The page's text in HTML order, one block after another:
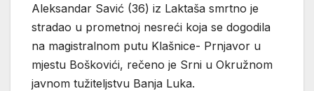
Aleksandar Savić (36) iz Laktaša smrtno je
stradao u prometnoj nesreći koja se dogodila
na magistralnom putu Klašnice- Prnjavor u
mjestu Boškovići, rečeno je Srni u Okružnom
javnom tužiteljstvu Banja Luka.